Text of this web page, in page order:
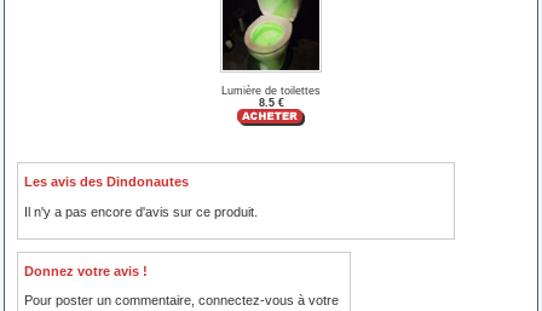
Lumière de toilettes
8.5 €
Les avis des Dindonautes
Il n'y a pas encore d'avis sur ce produit.
Donnez votre avis !
Pour poster un commentaire, connectez-vous à votre